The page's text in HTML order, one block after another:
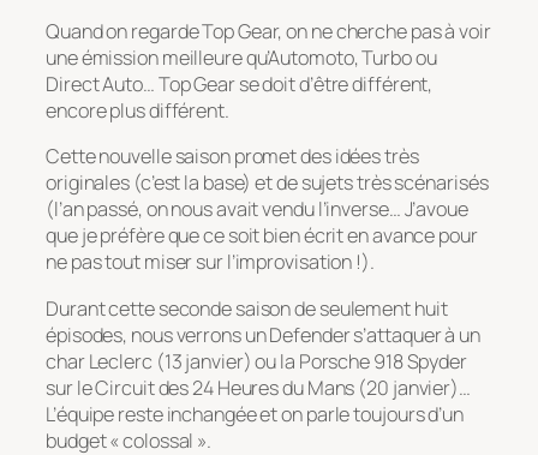
Quand on regarde Top Gear, on ne cherche pas à voir
une émission meilleure qu’Automoto, Turbo ou
Direct Auto… Top Gear se doit d’être différent,
encore plus différent.
Cette nouvelle saison promet des idées très
originales (c’est la base) et de sujets très scénarisés
(l’an passé, on nous avait vendu l’inverse… J’avoue
que je préfère que ce soit bien écrit en avance pour
ne pas tout miser sur l’improvisation !).
Durant cette seconde saison de seulement huit
épisodes, nous verrons un Defender s’attaquer à un
char Leclerc (13 janvier) ou la Porsche 918 Spyder
sur le Circuit des 24 Heures du Mans (20 janvier)…
L’équipe reste inchangée et on parle toujours d’un
budget « colossal ».